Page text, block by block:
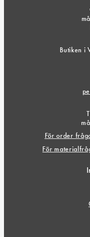
Butiken i
För order
För